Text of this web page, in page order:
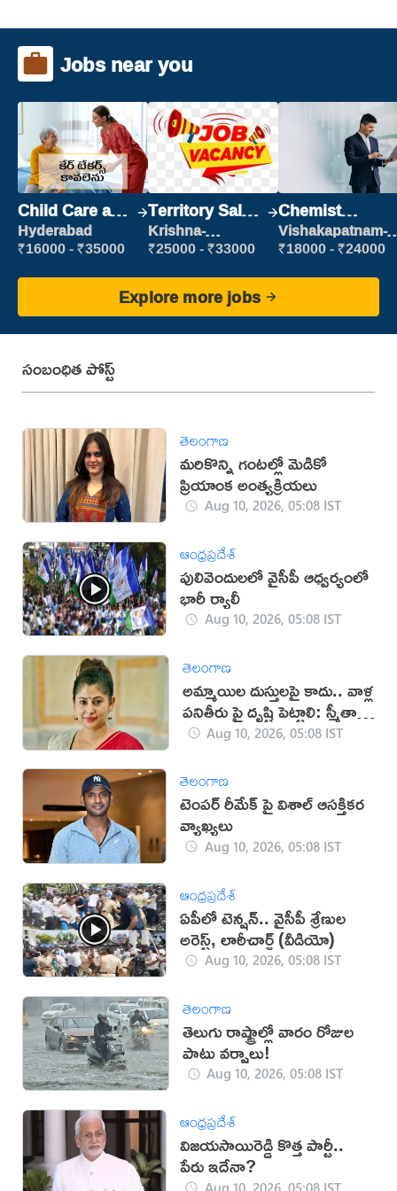
Jobs near you
Child Care and
Patient care
Hyderabad
₹16000 - ₹35000
Territory Sales
Manager
Krishna-
vijayawada
₹25000 - ₹33000
Chemist
Production
Executive
Vishakapatnam-
new
₹18000 - ₹24000
Explore more jobs
సంబంధిత పోస్ట్
తెలంగాణ
మరికొన్ని గంటల్లో మెడికో
ప్రియాంక అంత్యక్రియలు
Aug 10, 2026, 05:08 IST
ఆంధ్రప్రదేశ్
పులివెందులలో వైసీపీ ఆధ్వర్యంలో
భారీ ర్యాలీ
Aug 10, 2026, 05:08 IST
తెలంగాణ
అమ్మాయిల దుస్తులపై కాదు.. వాళ్ల
పనితీరు పై దృష్టి పెట్టాలి: స్మీతా
సబర్వాల్
Aug 10, 2026, 05:08 IST
తెలంగాణ
టెంపర్ రీమేక్ పై విశాల్ ఆసక్తికర
వ్యాఖ్యలు
Aug 10, 2026, 05:08 IST
ఆంధ్రప్రదేశ్
ఏపీలో టెన్షన్.. వైసీపీ శ్రేణుల
అరెస్ట్, లాఠీచార్జ్‌ (వీడియో)
Aug 10, 2026, 05:08 IST
తెలంగాణ
తెలుగు రాష్ట్రాల్లో వారం రోజుల
పాటు వర్షాలు!
Aug 10, 2026, 05:08 IST
ఆంధ్రప్రదేశ్
విజయసాయిరెడ్డి కొత్త పార్టీ..
పేరు ఇదేనా?
Aug 10, 2026, 05:08 IST